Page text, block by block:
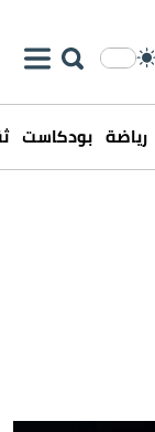
رياضة بودكاست